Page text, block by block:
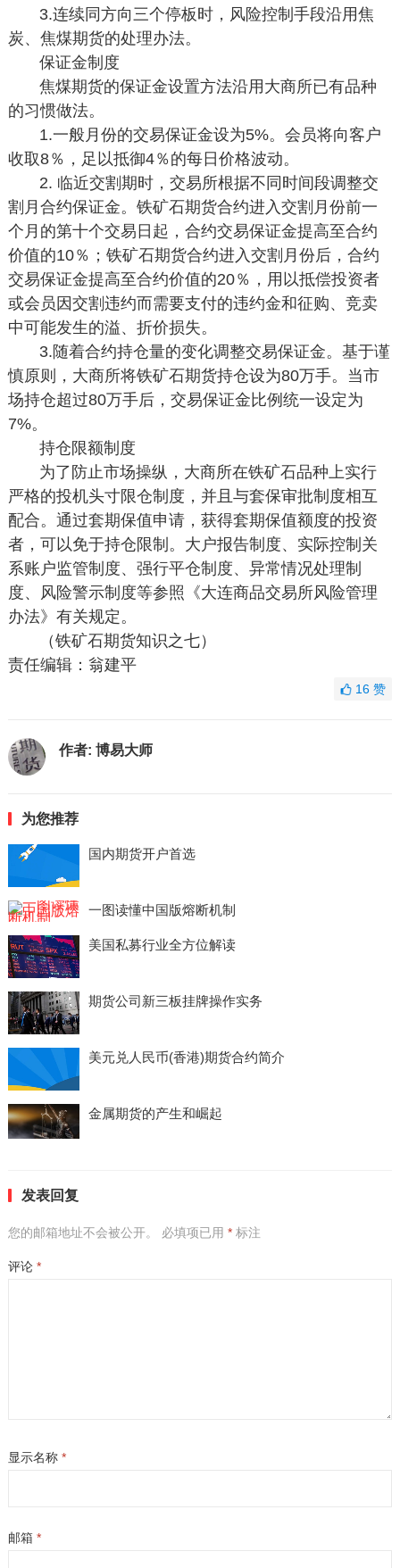
3.连续同方向三个停板时，风险控制手段沿用焦
炭、焦煤期货的处理办法。
保证金制度
焦煤期货的保证金设置方法沿用大商所已有品种
的习惯做法。
1.一般月份的交易保证金设为5%。会员将向客户
收取8％，足以抵御4％的每日价格波动。
2. 临近交割期时，交易所根据不同时间段调整交
割月合约保证金。铁矿石期货合约进入交割月份前一
个月的第十个交易日起，合约交易保证金提高至合约
价值的10％；铁矿石期货合约进入交割月份后，合约
交易保证金提高至合约价值的20％，用以抵偿投资者
或会员因交割违约而需要支付的违约金和征购、竞卖
中可能发生的溢、折价损失。
3.随着合约持仓量的变化调整交易保证金。基于谨
慎原则，大商所将铁矿石期货持仓设为80万手。当市
场持仓超过80万手后，交易保证金比例统一设定为
7%。
持仓限额制度
为了防止市场操纵，大商所在铁矿石品种上实行
严格的投机头寸限仓制度，并且与套保审批制度相互
配合。通过套期保值申请，获得套期保值额度的投资
者，可以免于持仓限制。大户报告制度、实际控制关
系账户监管制度、强行平仓制度、异常情况处理制
度、风险警示制度等参照《大连商品交易所风险管理
办法》有关规定。
（铁矿石期货知识之七）
责任编辑：翁建平
16赞
作者: 博易大师
为您推荐
国内期货开户首选
一图读懂中国版熔断机制
美国私募行业全方位解读
期货公司新三板挂牌操作实务
美元兑人民币(香港)期货合约简介
金属期货的产生和崛起
发表回复
您的邮箱地址不会被公开。 必填项已用 *标注
评论 *
显示名称 *
邮箱 *